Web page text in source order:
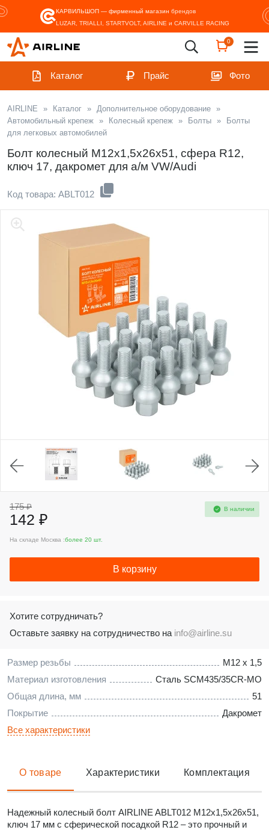
КАРВИЛЬШОП — фирменный магазин брендов
LUZAR, TRIALLI, STARTVOLT, AIRLINE и CARVILLE RACING
0
Каталог Прайс Фото
AIRLINE » Каталог » Дополнительное оборудование »
Автомобильный крепеж » Колесный крепеж » Болты »
Болты
для легковых автомобилей
Болт колесный M12x1,5x26x51, сфера R12,
ключ 17, дакромет для а/м VW/Audi
Код товара: ABLT012
Размер резьбы
M12 x 1,5
Материал изготовления
Сталь SCM435/35CR-MO
Общая длина, мм
51
Покрытие
Дакромет
Все характеристики
175 ₽
142 ₽
В наличии
На складе Москва :более 20 шт.
В корзину
Хотите сотрудничать?
Оставьте заявку на сотрудничество на info@airline.su
О товаре Характеристики Комплектация
Надежный колесный болт AIRLINE ABLT012 M12x1,5x26x51,
ключ 17 мм с сферической посадкой R12 – это прочный и